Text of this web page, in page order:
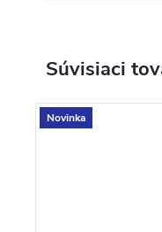
Súvisiaci
Novinka